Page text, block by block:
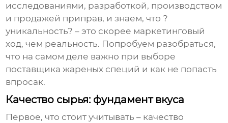
исследованиями, разработкой, производством
и продажей приправ, и знаем, что ?
уникальность? – это скорее маркетинговый
ход, чем реальность. Попробуем разобраться,
что на самом деле важно при выборе
поставщика жареных специй и как не попасть
впросак.
Качество сырья: фундамент вкуса
Первое, что стоит учитывать – качество